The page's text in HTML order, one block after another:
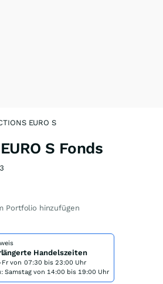
EURO S
S Fonds
Portfolio hinzufügen
Handelszeiten
Fr von 07:30 bis 23:00 Uhr
Samstag von 14:00 bis 19:00 Uhr